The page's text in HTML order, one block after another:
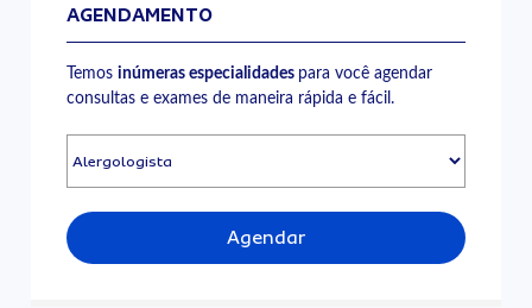
AGENDAMENTO
Temosinúmeras especialidades para você agendar
consultas e exames de maneira rápida e fácil.
Agendar